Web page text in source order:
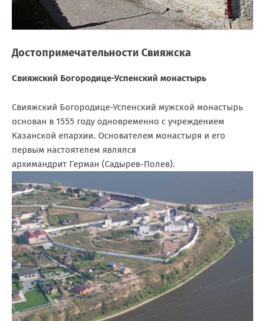
Достопримечательности Свияжска
Свияжский Богородице-Успенский монастырь
Свияжский Богородице-Успенский мужской монастырь
основан в 1555 году одновременно с учреждением
Казанской епархии. Основателем монастыря и его
первым настоятелем являлся
архимандрит Герман (Садырев-Полев).